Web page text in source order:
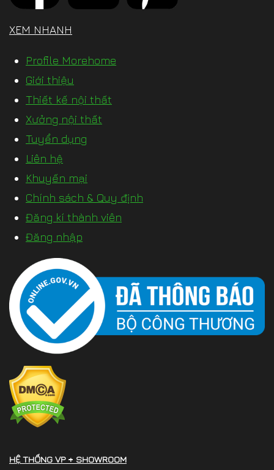
XEM NHANH
Profile Morehome
Giới thiệu
Thiết kế nội thất
Xưởng nội thất
Tuyển dụng
Liên hệ
Khuyến mại
Chính sách & Quy định
Đăng kí thành viên
Đăng nhập
HỆ THỐNG VP + SHOWROOM